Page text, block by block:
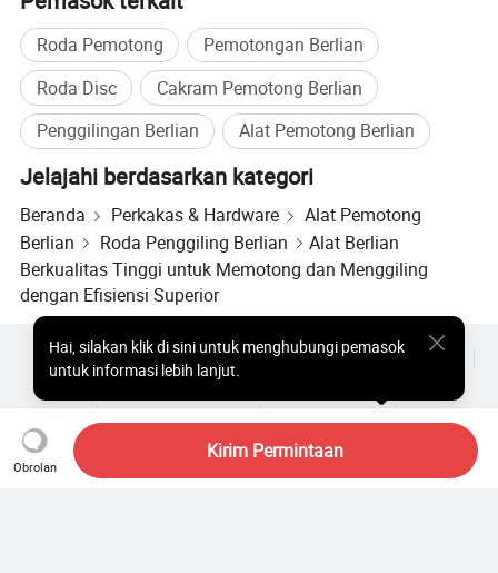
Roda Pemotong
Pemotongan Berlian
Roda Disc
Cakram Pemotong Berlian
Penggilingan Berlian
Alat Pemotong Berlian
Jelajahi berdasarkan kategori
Beranda Perkakas & Hardware
Alat Pemotong
Berlian
Roda Penggiling Berlian
Alat Berlian
Berkualitas Tinggi untuk Memotong dan Menggiling
dengan Efisiensi Superior
Obrolan
Kirim Permintaan
Hai,silakan klik di sini untuk menghubungi pemasok
untuk informasi lebih lanjut.
Produk Populer Harga Produk Panas
Produk Panas Grosir
Pembeli bintang
Amplop
Perjanjian Pengguna Kebijakan Privasi
Hubungi
Copyright © 2026 Focus Technology Co., Ltd. All Rights Reserved